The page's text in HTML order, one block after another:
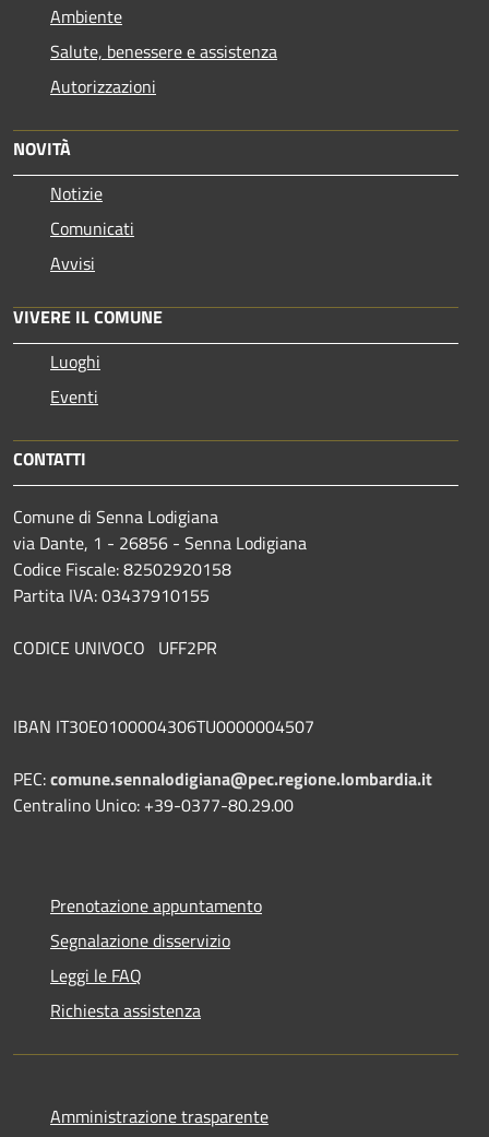
Ambiente
Salute, benessere e assistenza
Autorizzazioni
NOVITÀ
Notizie
Comunicati
Avvisi
VIVERE IL COMUNE
Luoghi
Eventi
CONTATTI
Comune di Senna Lodigiana
via Dante, 1 - 26856 - Senna Lodigiana
Codice Fiscale: 82502920158
Partita IVA: 03437910155
CODICE UNIVOCO UFF2PR
IBAN IT30E0100004306TU0000004507
PEC:comune.sennalodigiana@pec.regione.lombardia.it
Centralino Unico: +39-0377-80.29.00
Prenotazione appuntamento
Segnalazione disservizio
Leggi le FAQ
Richiesta assistenza
Amministrazione trasparente